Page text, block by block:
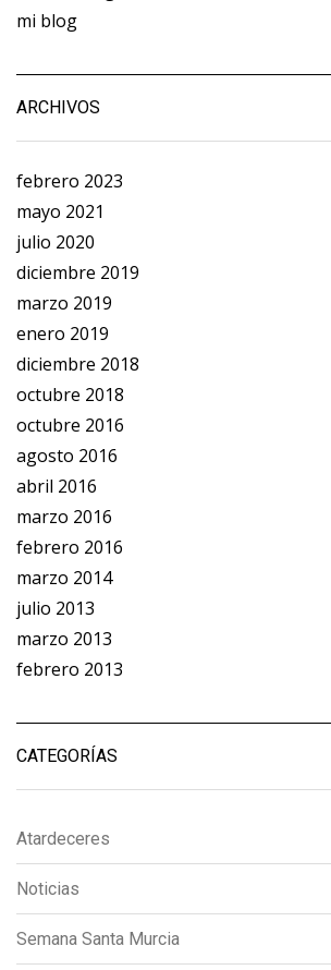
mi blog
ARCHIVOS
febrero 2023
mayo 2021
julio 2020
diciembre 2019
marzo 2019
enero 2019
diciembre 2018
octubre 2018
octubre 2016
agosto 2016
abril 2016
marzo 2016
febrero 2016
marzo 2014
julio 2013
marzo 2013
febrero 2013
CATEGORÍAS
Atardeceres
Noticias
Semana Santa Murcia